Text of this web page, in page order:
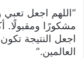
“اللهم اجعل
مشكورًا ومقبولًا.
اجعل النتيجة
العالمين.”